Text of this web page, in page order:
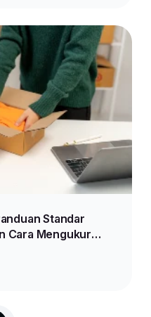
Standar
Cara Mengukur